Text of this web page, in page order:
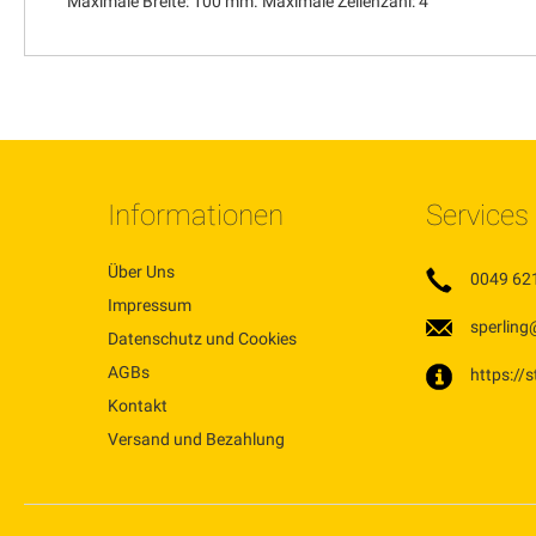
Informationen
Über Uns
Impressum
Datenschutz und Cookies
AGBs
Kontakt
Versand und Bezahlung
Services
0049
https://